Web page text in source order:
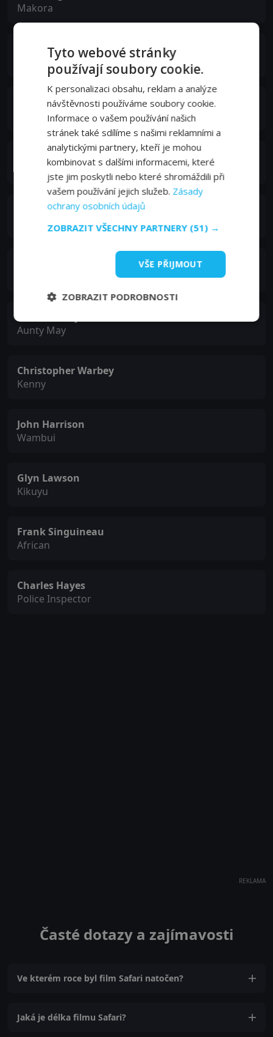
Makora
Harry Quashie
O'Keefe
Slim Harris
Renegade
Cy Grant
Chief Massai
John Wynn
Charley
Aunty May
Christopher Warbey
Kenny
John Harrison
Wambui
Glyn Lawson
Kikuyu
Frank Singuineau
African
Charles Hayes
Police Inspector
REKLAMA
Časté dotazy a zajímavosti
Ve kterém roce byl film Safari natočen?
Jaká je délka filmu Safari?
Tyto webové stránky
používají soubory cookie.
K personalizaci obsahu, reklam a analýze
návštěvnosti používáme soubory cookie.
Informace o vašem používání našich
stránek také sdílíme s našimi reklamními a
analytickými partnery, kteří je mohou
kombinovat s dalšími informacemi, které
jste jim poskytli nebo které shromáždili při
vašem používání jejich služeb. Zásady
ochrany osobních údajů
ZOBRAZIT VŠECHNY PARTNERY (51) →
VŠE PŘIJMOUT
ZOBRAZIT PODROBNOSTI